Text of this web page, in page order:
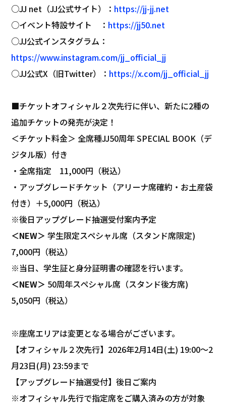
○JJ net（JJ公式サイト）： https://jj-jj.net
○イベント特設サイト ： https://jj50.net
○JJ公式インスタグラム：
https://www.instagram.com/jj_official_jj
○JJ公式X（旧Twitter）： https://x.com/jj_official_jj
■チケットオフィシャル２次先行に伴い、新たに2種の
追加チケットの発売が決定！
＜チケット料金＞ 全席種JJ50周年 SPECIAL BOOK（デ
ジタル版）付き
・全席指定 11,000円（税込）
・アップグレードチケット（アリーナ席確約・お土産袋
付き）＋5,000円（税込）
※後日アップグレード抽選受付案内予定
＜NEW＞学生限定スペシャル席（スタンド席限定)
7,000円（税込）
※当日、学生証と身分証明書の確認を行います。
＜NEW＞ 50周年スペシャル席（スタンド後方席)
5,050円（税込）
※座席エリアは変更となる場合がございます。
【オフィシャル２次先行】2026年2月14日(土) 19:00～2
月23日(月) 23:59まで
【アップグレード抽選受付】後日ご案内
※オフィシャル先行で指定席をご購入済みの方が対象